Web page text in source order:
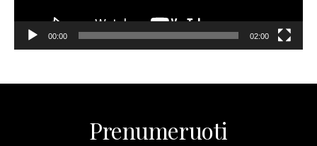
00:00 02:00
Prenumeruoti